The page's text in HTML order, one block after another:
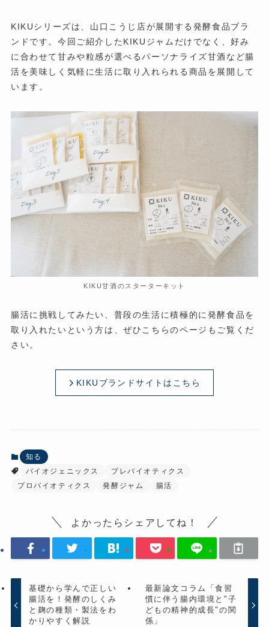
KIKUシリーズは、山口こうじ店が展開する発酵食品ブラ
ンドです。今回ご紹介したKIKUジャムだけでなく、好み
に合わせて甘みや粒感が選べるパーソナライズ甘酒など腸
活を美味しく気軽に生活に取り入れられる商品を展開して
います。
KIKU甘酒のスターターキット
腸活に挑戦してみたい、普段の生活に積極的に発酵食品を
取り入れたいという方は、ぜひこちらのページもご覧くだ
さい。
KIKUブランドサイトはこちら
知る
バイオジェニックス
プレバイオティクス
プロバイオティクス
発酵ジャム 腸活
よかったらシェアしてね！
基礎から学んで正しい
腸活を！発酵のしくみ
と麹の種類・製法をわ
かりやすく解説
最新論文コラム「食習
慣に伴う腸内環境と"子
どもの精神的成長"の関
係」